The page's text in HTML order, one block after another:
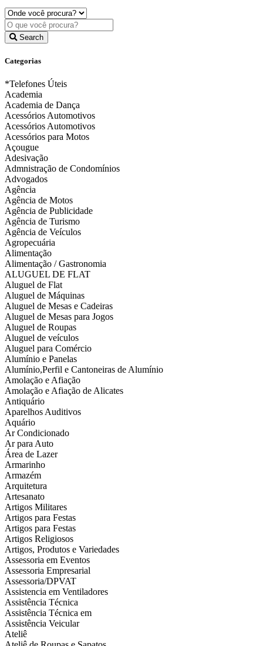
Search
Categorias
*Telefones Úteis
Academia
Academia de Dança
Acessórios Automotivos
Acessórios Automotivos
Acessórios para Motos
Açougue
Adesivação
Admnistração de Condomínios
Advogados
Agência
Agência de Motos
Agência de Publicidade
Agência de Turismo
Agência de Veículos
Agropecuária
Alimentação
Alimentação / Gastronomia
ALUGUEL DE FLAT
Aluguel de Flat
Aluguel de Máquinas
Aluguel de Mesas e Cadeiras
Aluguel de Mesas para Jogos
Aluguel de Roupas
Aluguel de veículos
Aluguel para Comércio
Alumínio e Panelas
Alumínio,Perfil e Cantoneiras de Alumínio
Amolação e Afiação
Amolação e Afiação de Alicates
Antiquário
Aparelhos Auditivos
Aquário
Ar Condicionado
Ar para Auto
Área de Lazer
Armarinho
Armazém
Arquitetura
Artesanato
Artigos Militares
Artigos para Festas
Artigos para Festas
Artigos Religiosos
Artigos, Produtos e Variedades
Assessoria em Eventos
Assessoria Empresarial
Assessoria/DPVAT
Assistencia em Ventiladores
Assistência Técnica
Assistência Técnica em
Assistência Veicular
Ateliê